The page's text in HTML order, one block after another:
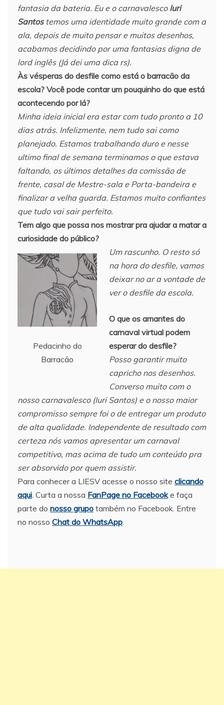
fantasia da bateria. Eu e o carnavalesco Iuri
Santostemos uma identidade muito grande com a
ala, depois de muito pensar e muitos desenhos,
acabamos decidindo por uma fantasias digna de
lord inglês (Já dei uma dica rs).
Às vésperas do desfile como está o barracão da
escola? Você pode contar um pouquinho do que está
acontecendo por lá?
Minha ideia inicial era estar com tudo pronto a 10
dias atrás. Infelizmente, nem tudo sai como
planejado. Estamos trabalhando duro e nesse
ultimo final de semana terminamos o que estava
faltando, os últimos detalhes da comissão de
frente, casal de Mestre-sala e Porta-bandeira e
finalizar a velha guarda. Estamos muito confiantes
que tudo vai sair perfeito.
Tem algo que possa nos mostrar pra ajudar a matar a
curiosidade do público?
Pedacinho do
Barracão
Um rascunho. O resto só
na hora do desfile, vamos
deixar no ar a vontade de
ver o desfile da escola.
O que os amantes do
carnaval virtual podem
esperar do desfile?
Posso garantir muito
capricho nos desenhos.
Converso muito com o
nosso carnavalesco (Iuri Santos) e o nosso maior
compromisso sempre foi o de entregar um produto
de alta qualidade. Independente de resultado com
certeza nós vamos apresentar um carnaval
competitivo, mas acima de tudo um conteúdo pra
ser absorvido por quem assistir.
Para conhecer a LIESV acesse o nosso site clicando
aqui. Curta a nossa FanPage no Facebooke faça
parte do nosso grupo também no Facebook. Entre
no nosso Chat do WhatsApp.